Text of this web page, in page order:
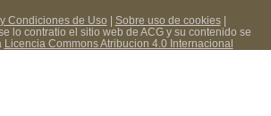
Condiciones de Uso | Sobre uso de cookies|
lo contratio el sitio web de ACG y su contenido se
Licencia Commons Atribucion 4.0 Internacional